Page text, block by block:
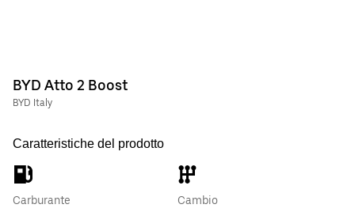
BYD Atto 2 Boost
BYD Italy
Caratteristiche del prodotto
Carburante
Cambio